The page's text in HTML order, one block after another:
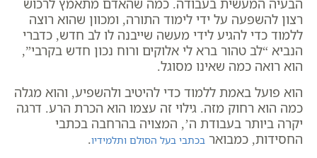
הבעיה המעשית בעבודה. כמה שהאדם מתאמץ לרכוש
רצון להשפעה על ידי לימוד התורה, ומכוון שהוא רוצה
ללמוד כדי להגיע לידי מעשה שייבנה לו לב חדש, כדברי
הנביא “לב טהור ברא לי אלוקים ורוח נכון חדש בקרבי”,
הוא רואה כמה שאינו מסוגל.
הוא פועל באמת ללמוד כדי להיטיב ולהשפיע, והוא מגלה
כמה הוא רחוק מזה. גילוי זה עצמו הוא הכרת הרע. דרגה
יקרה ביותר בעבודת ה’, המצויה בהרחבה בכתבי
החסידות, כמבואר בכתבי בעל הסולם ותלמידיו.